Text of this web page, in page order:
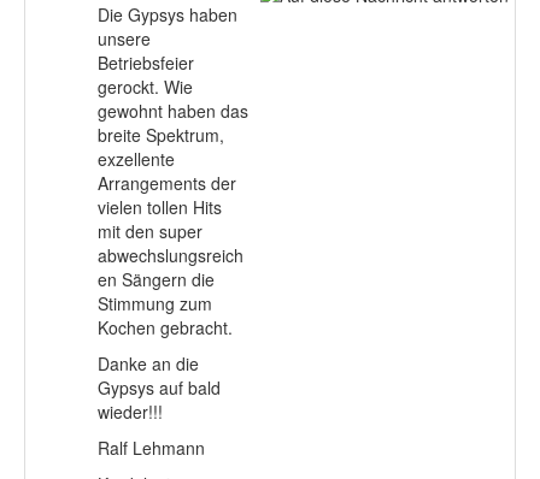
Die Gypsys haben
unsere
Betriebsfeier
gerockt. Wie
gewohnt haben das
breite Spektrum,
exzellente
Arrangements der
vielen tollen Hits
mit den super
abwechslungsreich
en Sängern die
Stimmung zum
Kochen gebracht.
Danke an die
Gypsys auf bald
wieder!!!
Ralf Lehmann